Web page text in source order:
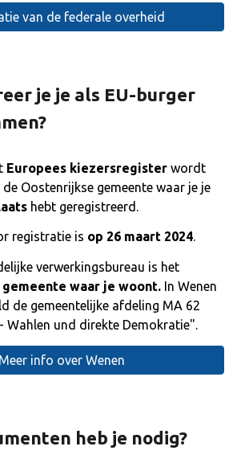
van de federale overheid
je je als EU-burger
Europees kiezersregisterwordt
Oostenrijkse gemeente waar je je
hebt geregistreerd.
registratie is op 26 maart 2024.
verwerkingsbureau is het
gemeente waar je woont. In Wenen
de gemeentelijke afdeling MA 62
Wahlen und direkte Demokratie".
Meer info over Wenen
heb je nodig?